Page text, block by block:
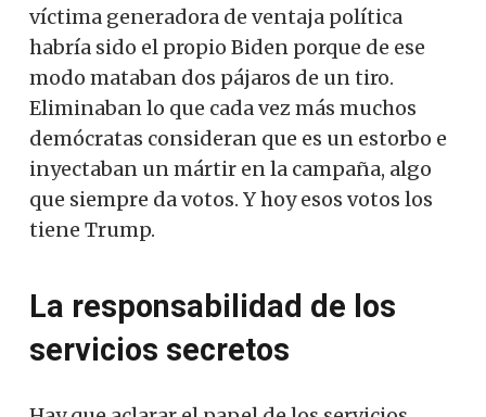
víctima generadora de ventaja política
habría sido el propio Biden porque de ese
modo mataban dos pájaros de un tiro.
Eliminaban lo que cada vez más muchos
demócratas consideran que es un estorbo e
inyectaban un mártir en la campaña, algo
que siempre da votos. Y hoy esos votos los
tiene Trump.
La responsabilidad de los
servicios secretos